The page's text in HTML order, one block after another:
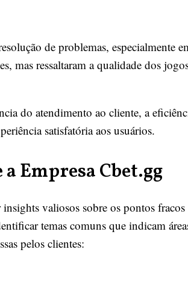
de problemas, especialmente
mas ressaltaram a qualidade dos
do atendimento ao cliente, a
satisfatória aos usuários.
Empresa Cbet.gg
valiosos sobre os pontos fracos
temas comuns que indicam
pelos clientes: